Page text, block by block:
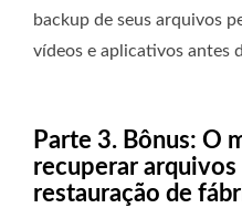
backup de seus arquivos
vídeos e aplicativos antes
Parte 3. Bônus: O
recuperar
restauração de